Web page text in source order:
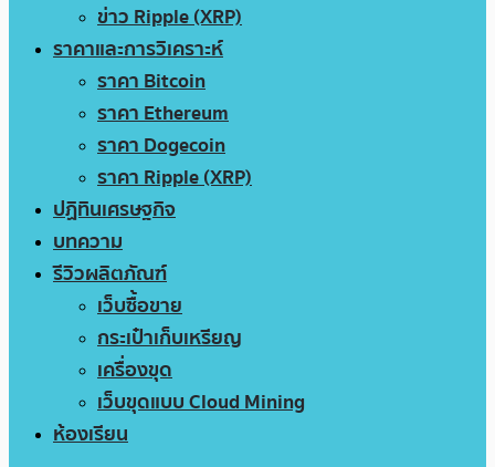
ข่าว Ripple (XRP)
ราคาและการวิเคราะห์
ราคา Bitcoin
ราคา Ethereum
ราคา Dogecoin
ราคา Ripple (XRP)
ปฏิทินเศรษฐกิจ
บทความ
รีวิวผลิตภัณฑ์
เว็บซื้อขาย
กระเป๋าเก็บเหรียญ
เครื่องขุด
เว็บขุดแบบ Cloud Mining
ห้องเรียน